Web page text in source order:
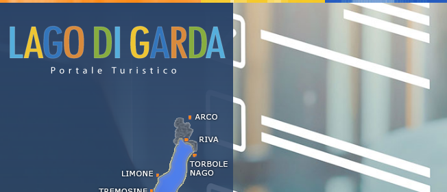
Alloggi e affitti al Lago di Garda